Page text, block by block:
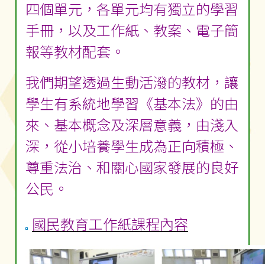
四個單元，各單元均有獨立的學習
手冊，以及工作紙、教案、電子簡
報等教材配套。
我們期望透過生動活潑的教材，讓
學生有系統地學習《基本法》的由
來、基本概念及深層意義，由淺入
深，從小培養學生成為正向積極、
尊重法治、和關心國家發展的良好
公民。
國民教育工作紙課程內容